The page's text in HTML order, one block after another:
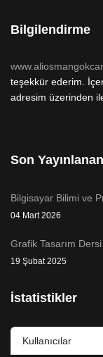
Bilgilendirme
teşekkür ederim.
adresim üzerinden
Son
Bilgisayar Bilimi ve
04 Mart 2026
Grafik Tasarım
19 Şubat 2025
İstatistikler
Kullanıcılar